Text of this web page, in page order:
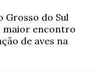
Grosso do Sul
maior encontro
de aves na